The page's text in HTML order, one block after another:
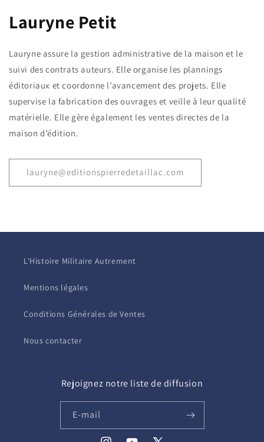
Lauryne Petit
Lauryne assure la gestion administrative de la maison et le
suivi des contrats auteurs. Elle organise les plannings
éditoriaux et coordonne l’avancement des projets. Elle
supervise la fabrication des ouvrages et veille à leur qualité
matérielle. Elle gère également les ventes directes de la
maison d’édition.
lauryne@editionspierredetaillac.com
L'Histoire Militaire Autrement
Mentions légales
Conditions Générales de Ventes
Nous contacter
Rejoignez notre liste de diffusion
E-mail